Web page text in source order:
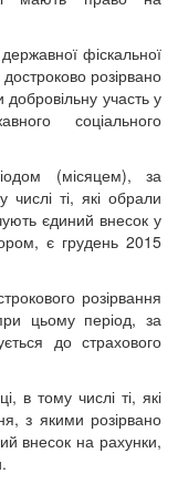
фіскальної
розірвано
участь у
соціального
(місяцем), за
ті, які обрали
єдиний внесок у
є грудень 2015
розірвання
цьому період, за
до страхового
в тому числі ті, які
з якими розірвано
внесок на рахунки,